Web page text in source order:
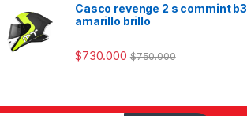
Casco revenge 2 s commint b3
amarillo brillo
$730.000 $750.000